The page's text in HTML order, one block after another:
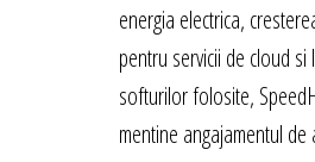
energia electrica,
pentru servicii de cloud si
softurilor folosite,
mentine angajamentul